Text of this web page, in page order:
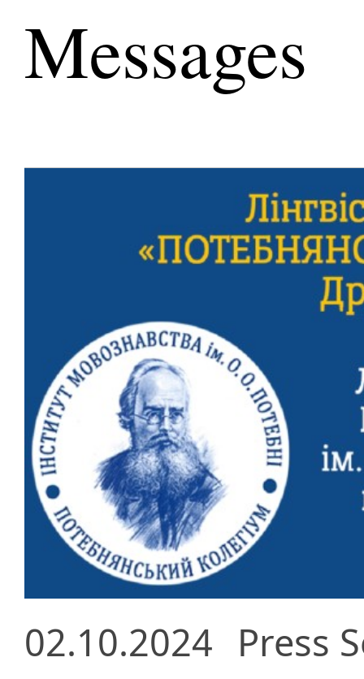
Messages
02.10.2024 Press